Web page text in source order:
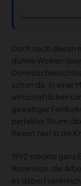
Doch nach diesen
dunkle Wolken
schon da. In einer
wirtschaftlichen
gewaltiger
perfekter Sturm
Resort fast in die
1992 steckte ganz
Rezension, die
es dabei